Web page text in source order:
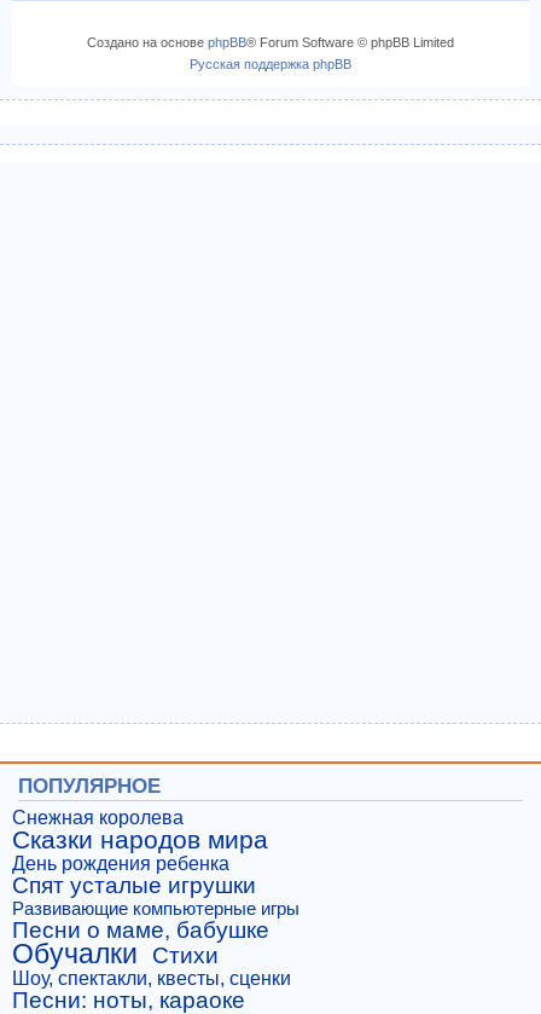
Создано на основе phpBB® Forum Software © phpBB Limited
Русская поддержка phpBB
ПОПУЛЯРНОЕ
Снежная королева
Сказки народов мира
День рождения ребенка
Спят усталые игрушки
Развивающие компьютерные игры
Песни о маме, бабушке
Обучалки Стихи
Шоу, спектакли, квесты, сценки
Песни: ноты, караоке